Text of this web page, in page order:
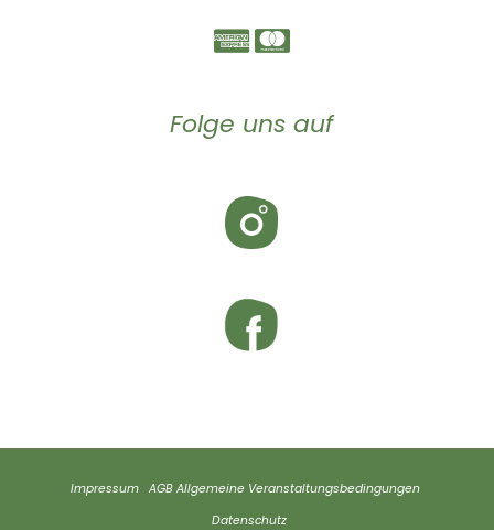
Folge uns auf
Impressum AGB Allgemeine Veranstaltungsbedingungen
Datenschutz